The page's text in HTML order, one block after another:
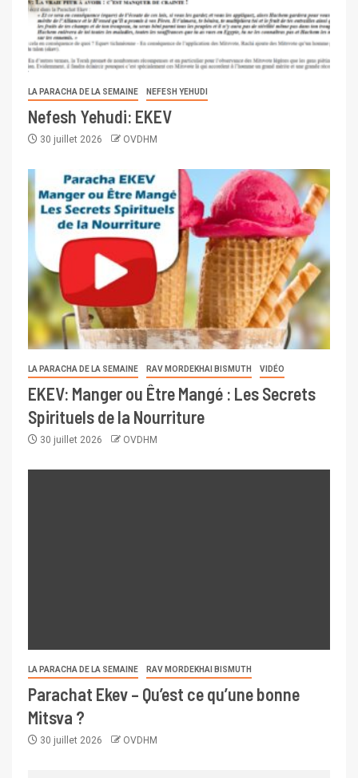
LA PARACHA DE LA SEMAINE NEFESH YEHUDI
Nefesh Yehudi: EKEV
30 juillet 2026 OVDHM
LA PARACHA DE LA SEMAINE RAV MORDEKHAI BISMUTH VIDÉO
EKEV: Manger ou Être Mangé : Les Secrets
Spirituels de la Nourriture
30 juillet 2026 OVDHM
LA PARACHA DE LA SEMAINE RAV MORDEKHAI BISMUTH
Parachat Ekev – Qu’est ce qu’une bonne
Mitsva ?
30 juillet 2026 OVDHM